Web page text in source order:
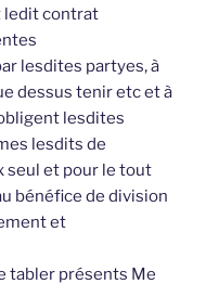
ledit contrat
lesdites partyes, à
dessus tenir etc et à
lesdites
lesdits de
seul et pour le tout
bénéfice de division
et
tabler présents Me